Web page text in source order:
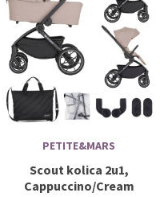
PETITE&MARS
Scout kolica 2u1,
Cappuccino/Cream